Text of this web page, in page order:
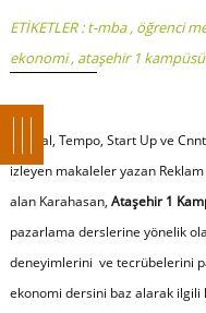
ETİKETLER :t-mba, öğrenci
ekonomi, ataşehir 1 kampüsü
Capital, Tempo, Start Up ve
izleyen makaleler yazan
alan Karahasan, Ataşehir 1
pazarlama derslerine yönelik
deneyimlerini ve tecrübelerini
ekonomi dersini baz alarak